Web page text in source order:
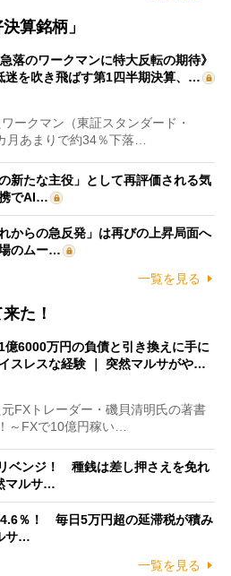
算銘柄」
急落のワークマンに特大反転の期待》
迷を吹き飛ばす第1四半期決算、…
ークマン（東証スタンダード・
月あまりで約34％下落…
新たな主役」として再評価される気
でAI…
からの急反発」は再びの上昇局面へ
のムー…
一覧を見る
た！
1億6000万円の負債と引き換えに手に
スレスな経験 ｜ 突然マルサがや…
FXトレーダー・磯貝清明氏の著書
～FXで10億円稼い…
ベンジ！ 種銭は差し押さえを免れ
マルサ…
％！ 毎日5万円超の延滞税が積み
サ…
一覧を見る